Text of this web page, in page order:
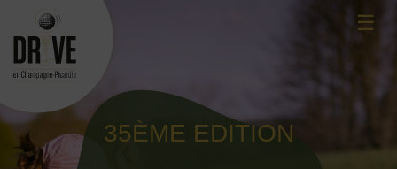
content
☰
35ÈME EDITION